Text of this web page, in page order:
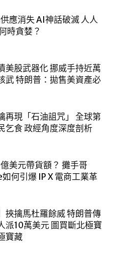
應消失 AI神話破滅 人人
時貪婪？
美股武器化 挪威手持近萬
武 特朗普：拋售美資產必
再現「石油詛咒」 全球第
乞食 政經角度深度剖析
美元帶貨額？ 攤手哥
何引爆 IP X 電商工業革
挾擒馬杜羅餘威 特朗普傳
派10萬美元 圖買斷北極寶
寶藏